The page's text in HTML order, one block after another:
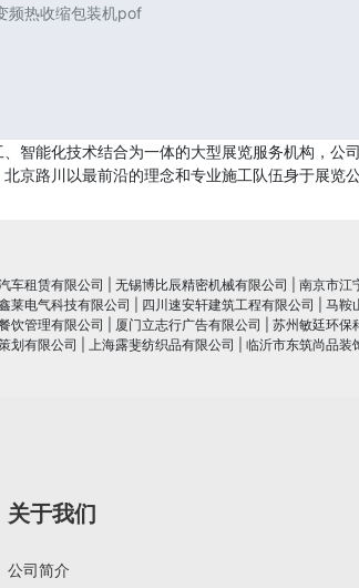
频热收缩包装机pof
智能化技术结合为一体的大型展览服务机构，
京路川以最前沿的理念和专业施工队伍身于展览
车租赁有限公司 无锡博比辰精密机械有限公司 南京市江
莱电气科技有限公司
四川速安轩建筑工程有限公司 马鞍
饮管理有限公司
厦门立志行广告有限公司 苏州敏廷环保
划有限公司
上海露斐纺织品有限公司 临沂市东筑尚品装
关于我们
公司简介